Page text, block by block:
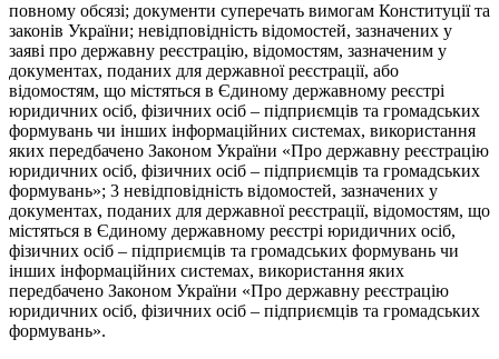
повному обсязі; документи суперечать вимогам Конституції та
законів України; невідповідність відомостей, зазначених у
заяві про державну реєстрацію, відомостям, зазначеним у
документах, поданих для державної реєстрації, або
відомостям, що містяться в Єдиному державному реєстрі
юридичних осіб, фізичних осіб – підприємців та громадських
формувань чи інших інформаційних системах, використання
яких передбачено Законом України «Про державну реєстрацію
юридичних осіб, фізичних осіб – підприємців та громадських
формувань»; 3 невідповідність відомостей, зазначених у
документах, поданих для державної реєстрації, відомостям, що
містяться в Єдиному державному реєстрі юридичних осіб,
фізичних осіб – підприємців та громадських формувань чи
інших інформаційних системах, використання яких
передбачено Законом України «Про державну реєстрацію
юридичних осіб, фізичних осіб – підприємців та громадських
формувань».